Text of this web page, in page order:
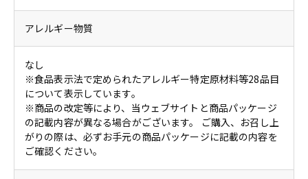
アレルギー物質
なし
※食品表示法で定められたアレルギー特定原材料等28品目
について表示しています。
※商品の改定等により、当ウェブサイトと商品パッケージ
の記載内容が異なる場合がございます。 ご購入、お召し上
がりの際は、必ずお手元の商品パッケージに記載の内容を
ご確認ください。